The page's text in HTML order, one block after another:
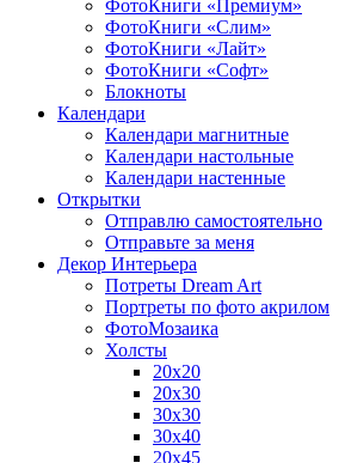
ФотоКниги «Премиум»
ФотоКниги «Слим»
ФотоКниги «Лайт»
ФотоКниги «Софт»
Блокноты
Календари
Календари магнитные
Календари настольные
Календари настенные
Открытки
Отправлю самостоятельно
Отправьте за меня
Декор Интерьера
Потреты Dream Art
Портреты по фото акрилом
ФотоМозаика
Холсты
20х20
20х30
30х30
30х40
20х45